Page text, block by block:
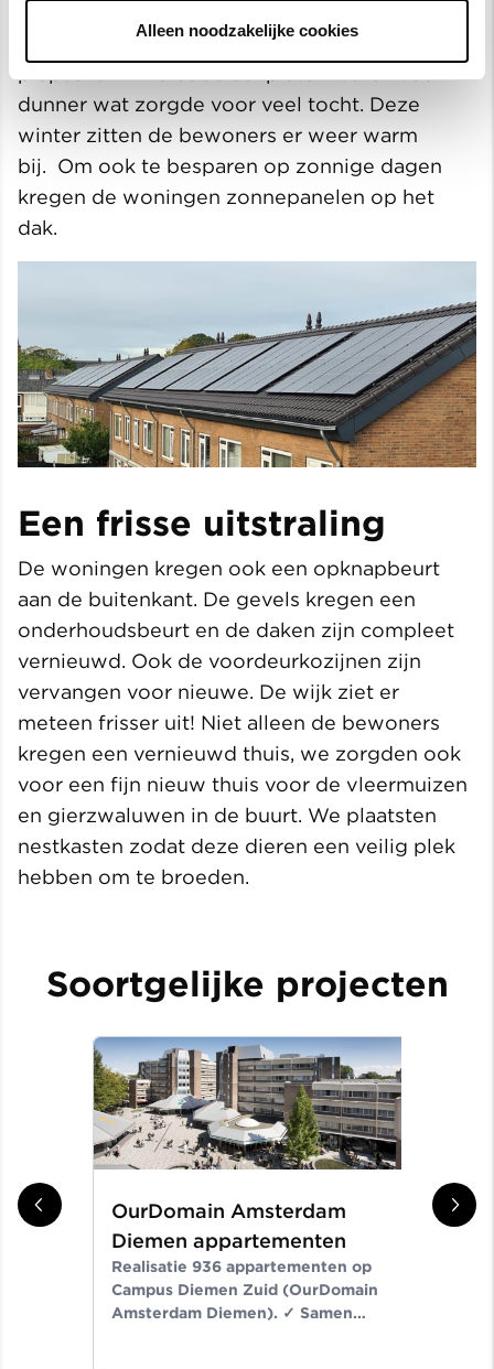
Alleen noodzakelijke cookies
Op het dak plaatsen we nieuwe dakplaten van
26,7 cm dik, gemaakt van gerecycled
dunner wat zorgde voor veel tocht. Deze
winter zitten de bewoners er weer warm
bij. Om ook te besparen op zonnige dagen
kregen de woningen zonnepanelen op het
dak.
Een frisse uitstraling
De woningen kregen ook een opknapbeurt
aan de buitenkant. De gevels kregen een
onderhoudsbeurt en de daken zijn compleet
vernieuwd. Ook de voordeurkozijnen zijn
vervangen voor nieuwe. De wijk ziet er
meteen frisser uit! Niet alleen de bewoners
kregen een vernieuwd thuis, we zorgden ook
voor een fijn nieuw thuis voor de vleermuizen
en gierzwaluwen in de buurt. We plaatsten
nestkasten zodat deze dieren een veilig plek
hebben om te broeden.
Soortgelijke projecten
OurDomain Amsterdam
Diemen appartementen
Realisatie 936 appartementen op
Campus Diemen Zuid (OurDomain
Amsterdam Diemen). ✓ Samen